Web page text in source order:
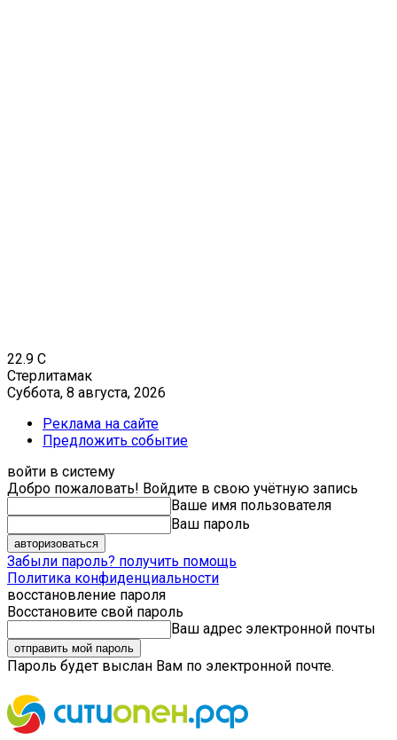
22.9 C
Стерлитамак
Суббота, 8 августа, 2026
Реклама на сайте
Предложить событие
войти в систему
Добро пожаловать! Войдите в свою учётную запись
Ваше имя пользователя
Ваш пароль
Забыли пароль? получить помощь
Политика конфиденциальности
восстановление пароля
Восстановите свой пароль
Ваш адрес электронной почты
Пароль будет выслан Вам по электронной почте.